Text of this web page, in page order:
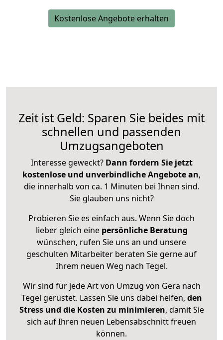
Kostenlose Angebote erhalten
Zeit ist Geld: Sparen Sie beides mit
schnellen und passenden
Umzugsangeboten
Interesse geweckt? Dann fordern Sie jetzt
kostenlose und unverbindliche Angebote an,
die innerhalb von ca. 1 Minuten bei Ihnen sind.
Sie glauben uns nicht?
Probieren Sie es einfach aus. Wenn Sie doch
lieber gleich eine persönliche Beratung
wünschen, rufen Sie uns an und unsere
geschulten Mitarbeiter beraten Sie gerne auf
Ihrem neuen Weg nach Tegel.
Wir sind für jede Art von Umzug von Gera nach
Tegel gerüstet. Lassen Sie uns dabei helfen, den
Stress und die Kosten zu minimieren, damit Sie
sich auf Ihren neuen Lebensabschnitt freuen
können.